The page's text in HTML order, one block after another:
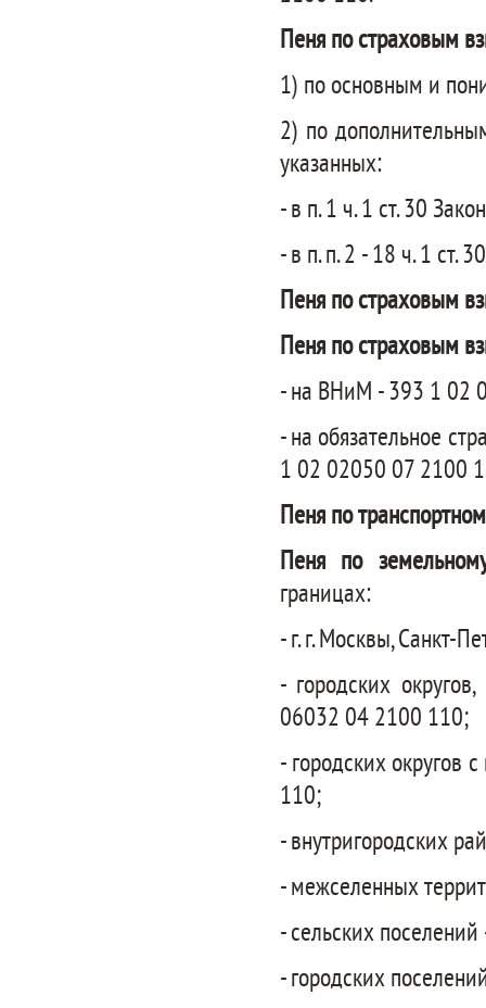
Пеня по страховым
1) по основным и
2) по
указанных:
- в п. 1 ч. 1 ст. 30
- в п. п. 2 - 18 ч. 1
Пеня по страховым
Пеня по страховым
- на ВНиМ - 393 1 02
- на обязательное
1 02 02050 07 2100
Пеня по
Пеня по
границах:
- г. г. Москвы, Санкт-
- городских
06032 04 2100 110;
- городских
110;
- внутригородских
- межселенных
- сельских
- городских